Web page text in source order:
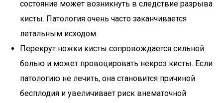
состояние может возникнуть в следствие разрыва
кисты. Патология очень часто заканчивается
летальным исходом.
Перекрут ножки кисты сопровождается сильной
болью и может провоцировать некроз кисты. Если
патологию не лечить, она становится причиной
бесплодия и увеличивает риск внематочной